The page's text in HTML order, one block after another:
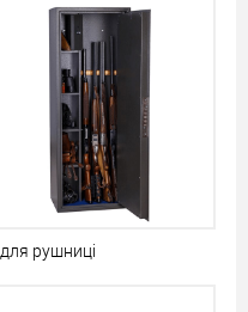
для рушниці